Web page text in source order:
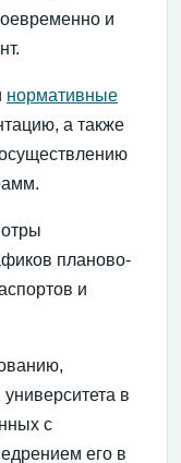
и
нормативные
а также
планово-
и
в
с
его в